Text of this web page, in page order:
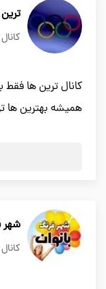
کانال ترین ها فقط
همیشه بهترین ها
شهر